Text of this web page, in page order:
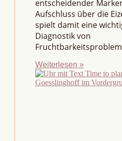
entscheidender
Aufschluss über die
spielt damit eine
Diagnostik von
Weiterlesen »